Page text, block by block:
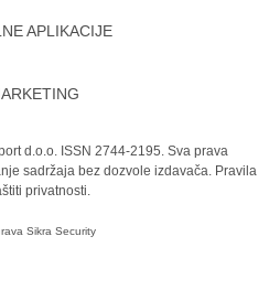
APLIKACIJE
d.o.o. ISSN 2744-2195. Sva prava
sadržaja bez dozvole izdavača. Pravila
privatnosti.
Sikra Security